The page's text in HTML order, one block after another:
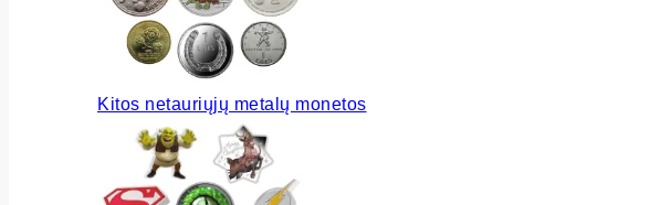
Kitos netauriųjų metalų monetos